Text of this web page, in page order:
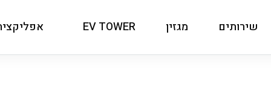
שירותים מגזין EV TOWER